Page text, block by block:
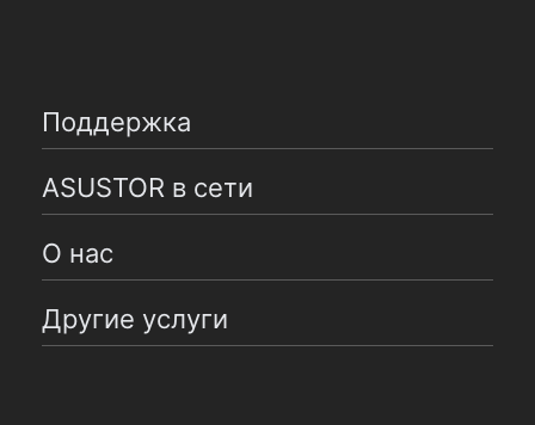
Поддержка
ASUSTOR в сети
О нас
Другие услуги